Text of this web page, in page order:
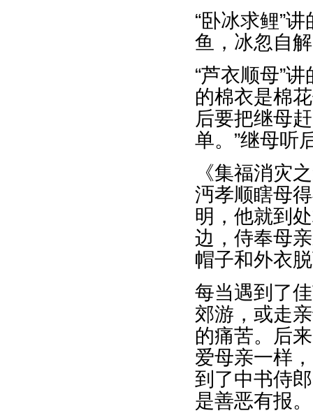
“卧冰求鲤”
鱼，冰忽自
“芦衣顺母”
的棉衣是棉
后要把继母
单。”继母听
《集福消灾
沔孝顺瞎母
明，他就到
边，侍奉母
帽子和外衣
每当遇到了
郊游，或走
的痛苦。后
爱母亲一样
到了中书侍
是善恶有报。